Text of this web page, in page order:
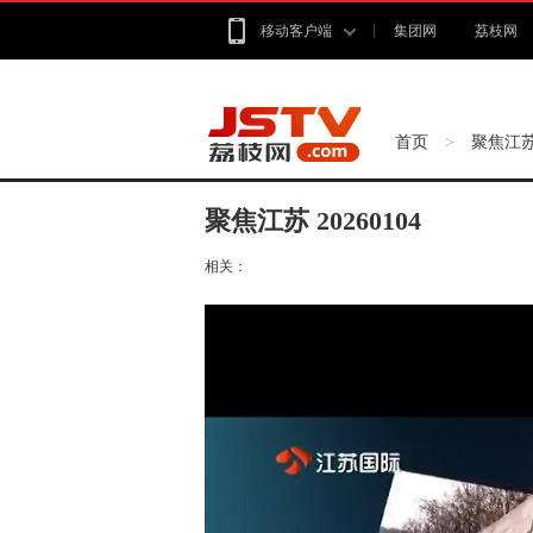
移动客户端 集团网 荔枝网
首页 > 聚焦江
聚焦江苏 20260104
相关：